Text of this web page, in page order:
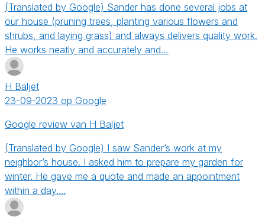
(Translated by Google) Sander has done several jobs at
our house (pruning trees, planting various flowers and
shrubs, and laying grass) and always delivers quality work.
He works neatly and accurately and…
H Baljet
23-09-2023 op Google
Google review van H Baljet
(Translated by Google) I saw Sander’s work at my
neighbor’s house. I asked him to prepare my garden for
winter. He gave me a quote and made an appointment
within a day.…